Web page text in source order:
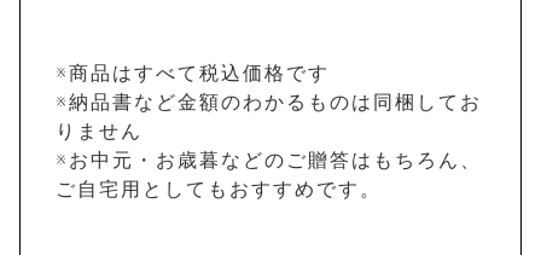
※商品はすべて税込価格です
※納品書など金額のわかるものは同梱してお
りません
※お中元・お歳暮などのご贈答はもちろん、
ご自宅用としてもおすすめです。